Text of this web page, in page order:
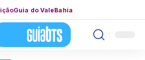
Guia do ValeBahia